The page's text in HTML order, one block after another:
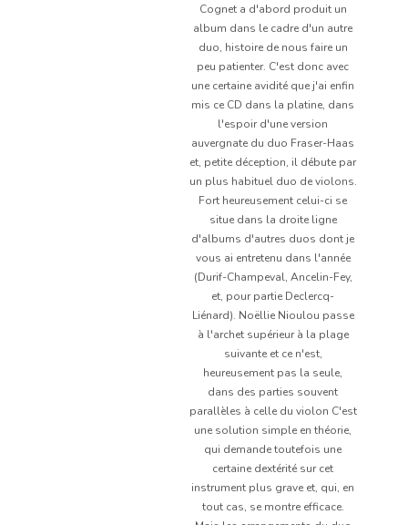
Cognet a d'abord produit un
album dans le cadre d'un autre
duo, histoire de nous faire un
peu patienter. C'est donc avec
une certaine avidité que j'ai enfin
mis ce CD dans la platine, dans
l'espoir d'une version
auvergnate du duo Fraser-Haas
et, petite déception, il débute par
un plus habituel duo de violons.
Fort heureusement celui-ci se
situe dans la droite ligne
d'albums d'autres duos dont je
vous ai entretenu dans l'année
(Durif-Champeval, Ancelin-Fey,
et, pour partie Declercq-
Liénard). Noëllie Nioulou passe
à l'archet supérieur à la plage
suivante et ce n'est,
heureusement pas la seule,
dans des parties souvent
parallèles à celle du violon C'est
une solution simple en théorie,
qui demande toutefois une
certaine dextérité sur cet
instrument plus grave et, qui, en
tout cas, se montre efficace.